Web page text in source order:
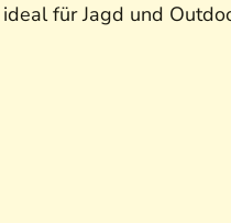
für Jagd und